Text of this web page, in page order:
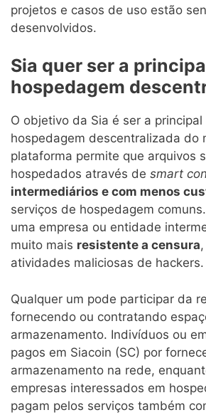
projetos e casos de uso estão
desenvolvidos.
Sia quer ser a
hospedagem
O objetivo da Sia é ser a
hospedagem descentralizada do
plataforma permite que arquivos
hospedados através de smart
intermediários e com menos
serviços de hospedagem
uma empresa ou entidade
muito mais resistente a censura
atividades maliciosas de hackers.
Qualquer um pode participar da
fornecendo ou contratando
armazenamento. Indivíduos ou
pagos em Siacoin (SC) por
armazenamento na rede,
empresas interessados em
pagam pelos serviços também